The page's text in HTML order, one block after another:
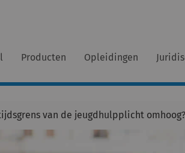
Producten Opleidingen
van de jeugdhulpplicht omhoog?